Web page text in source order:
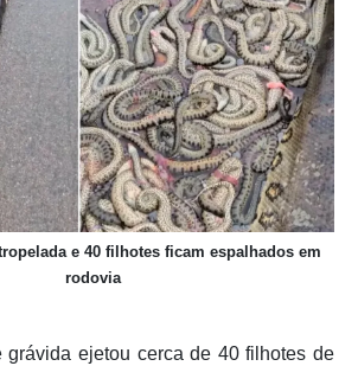
e 40 filhotes ficam espalhados em
rodovia
grávida ejetou cerca de 40 filhotes de